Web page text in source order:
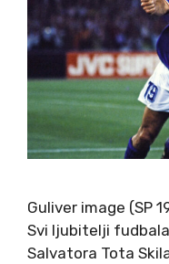
Guliver image (SP
Svi ljubitelji
Salvatora Tota